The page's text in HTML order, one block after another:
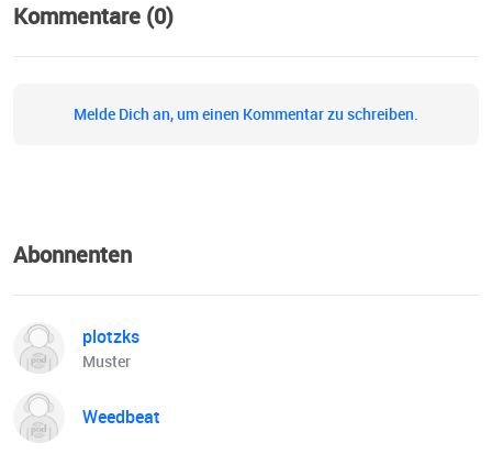
Kommentare (0)
Melde Dich an, um einen Kommentar zu schreiben.
Abonnenten
plotzks
Muster
Weedbeat